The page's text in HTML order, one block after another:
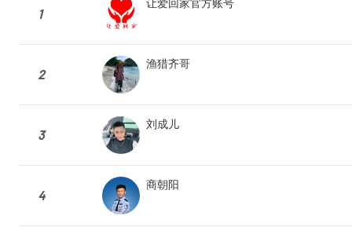
1
让爱回家官方账号
2
渔猎齐哥
3
刘成儿
4
商朝阳